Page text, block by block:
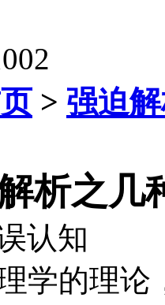
> 强迫
析之几
认知
学的理论